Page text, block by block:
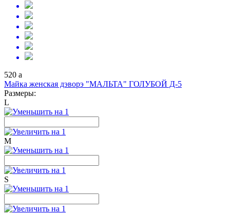
520 a
Майка женская дэворэ "МАЛЬТА" ГОЛУБОЙ Д-5
Размеры:
L
M
S